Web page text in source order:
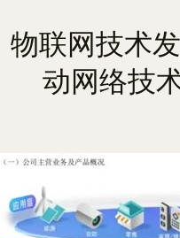
物联网技术
动网络技